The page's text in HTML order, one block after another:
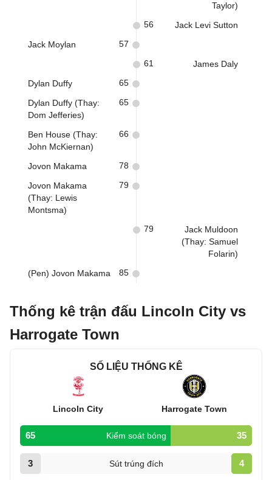
Taylor)
Jack Levi Sutton
56
Jack Moylan 57
James Daly
61
Dylan Duffy 65
Dylan Duffy (Thay:
Dom Jefferies)
65
Ben House (Thay:
John McKiernan)
66
Jovon Makama 78
Jovon Makama
(Thay: Lewis
Montsma)
79
Jack Muldoon
(Thay: Samuel
Folarin)
79
(Pen) Jovon Makama 85
Thống kê trận đấu Lincoln City vs
Harrogate Town
SỐ LIỆU THỐNG KÊ
Lincoln City Harrogate Town
65 Kiểm soát bóng 35
3 Sút trúng đích 4